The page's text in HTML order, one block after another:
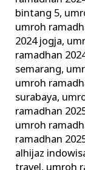
bintang 5,
umroh
2024 jogja,
ramadhan
semarang,
umroh
surabaya,
ramadhan
umroh
ramadhan
alhijaz